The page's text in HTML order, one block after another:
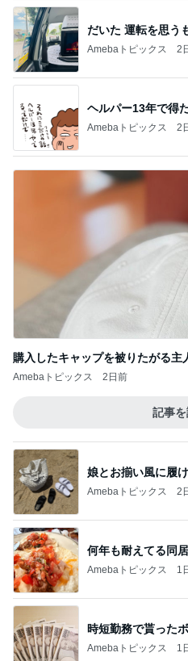
購入したキャップを被りたがる主人
記事
娘とお揃い風に履
Amebaトピックス
Amebaトピックス 1
時短勤務で貰った
Amebaトピックス 1
マンゴー尽くしで
Amebaトピックス 1